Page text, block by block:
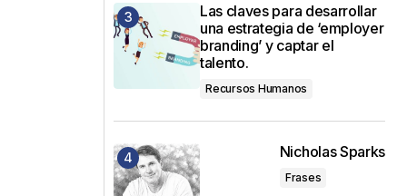
Las claves para desarrollar
una estrategia de ‘employer
branding’ y captar el
talento.
Recursos Humanos
Nicholas Sparks
Frases